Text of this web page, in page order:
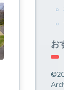
お